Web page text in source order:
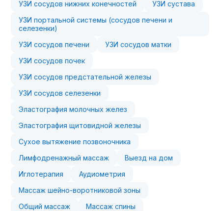
УЗИ сосудов нижних конечностей
УЗИ сустава
УЗИ портальной системы (сосудов печени и
селезенки)
УЗИ сосудов печени
УЗИ сосудов матки
УЗИ сосудов почек
УЗИ сосудов предстательной железы
УЗИ сосудов селезенки
Эластография молочных желез
Эластография щитовидной железы
Сухое вытяжение позвоночника
Лимфодренажный массаж
Выезд на дом
Иглотерапия
Аудиометрия
Массаж шейно-воротниковой зоны
Общий массаж
Массаж спины